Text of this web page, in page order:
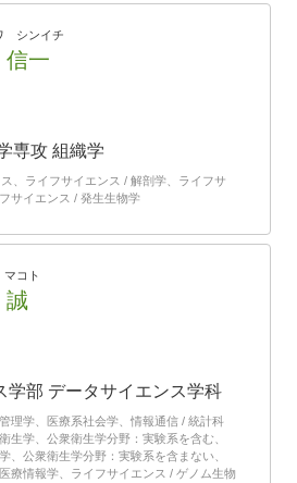
シンイチ
信一
専攻 組織学
、ライフサイエンス / 解剖学、ライフサ
サイエンス / 発生生物学
コト
誠
学部 データサイエンス学科
理学、医療系社会学、情報通信 / 統計科
生学、公衆衛生学分野：実験系を含む、
、公衆衛生学分野：実験系を含まない、
療情報学、ライフサイエンス / ゲノム生物